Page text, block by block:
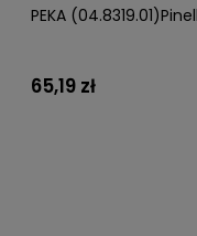
PEKA
65,19 zł